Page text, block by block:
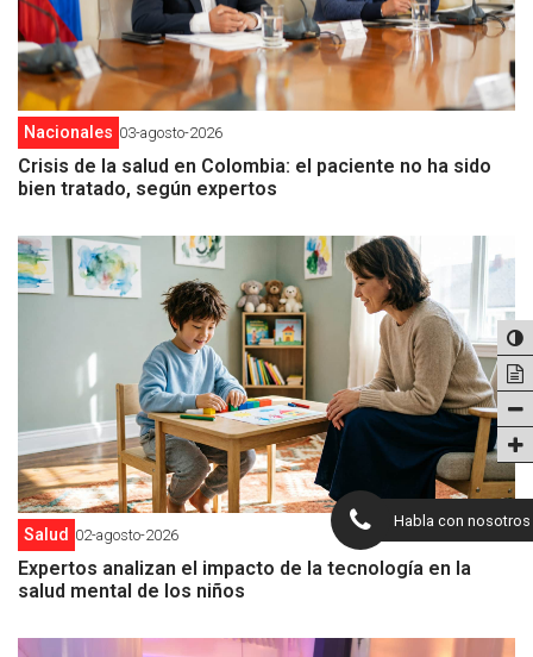
Nacionales 03-agosto-2026
Crisis de la salud en Colombia: el paciente no ha sido
bien tratado, según expertos
Salud 02-agosto-2026
Expertos analizan el impacto de la tecnología en la
salud mental de los niños
Habla con nosotros